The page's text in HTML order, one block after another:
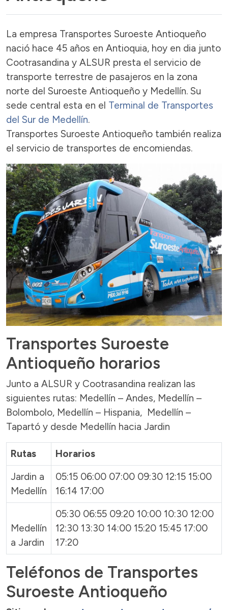
La empresa Transportes Suroeste Antioqueño
nació hace 45 años en Antioquia, hoy en dia junto
Cootrasandina y ALSUR presta el servicio de
transporte terrestre de pasajeros en la zona
norte del Suroeste Antioqueño y Medellín. Su
sede central esta en el Terminal de Transportes
del Sur de Medellín.
Transportes Suroeste Antioqueño también realiza
el servicio de transportes de encomiendas.
Transportes Suroeste
Antioqueño horarios
Junto a ALSUR y Cootrasandina realizan las
siguientes rutas: Medellín – Andes, Medellín –
Bolombolo, Medellín – Hispania, Medellín –
Tapartó y desde Medellín hacia Jardin
Rutas
Horarios
Jardin a
Medellín
05:15 06:00 07:00 09:30 12:15 15:00
16:14 17:00
Medellín
a Jardin
05:30 06:55 09:20 10:00 10:30 12:00
12:30 13:30 14:00 15:20 15:45 17:00
17:20
Teléfonos de Transportes
Suroeste Antioqueño